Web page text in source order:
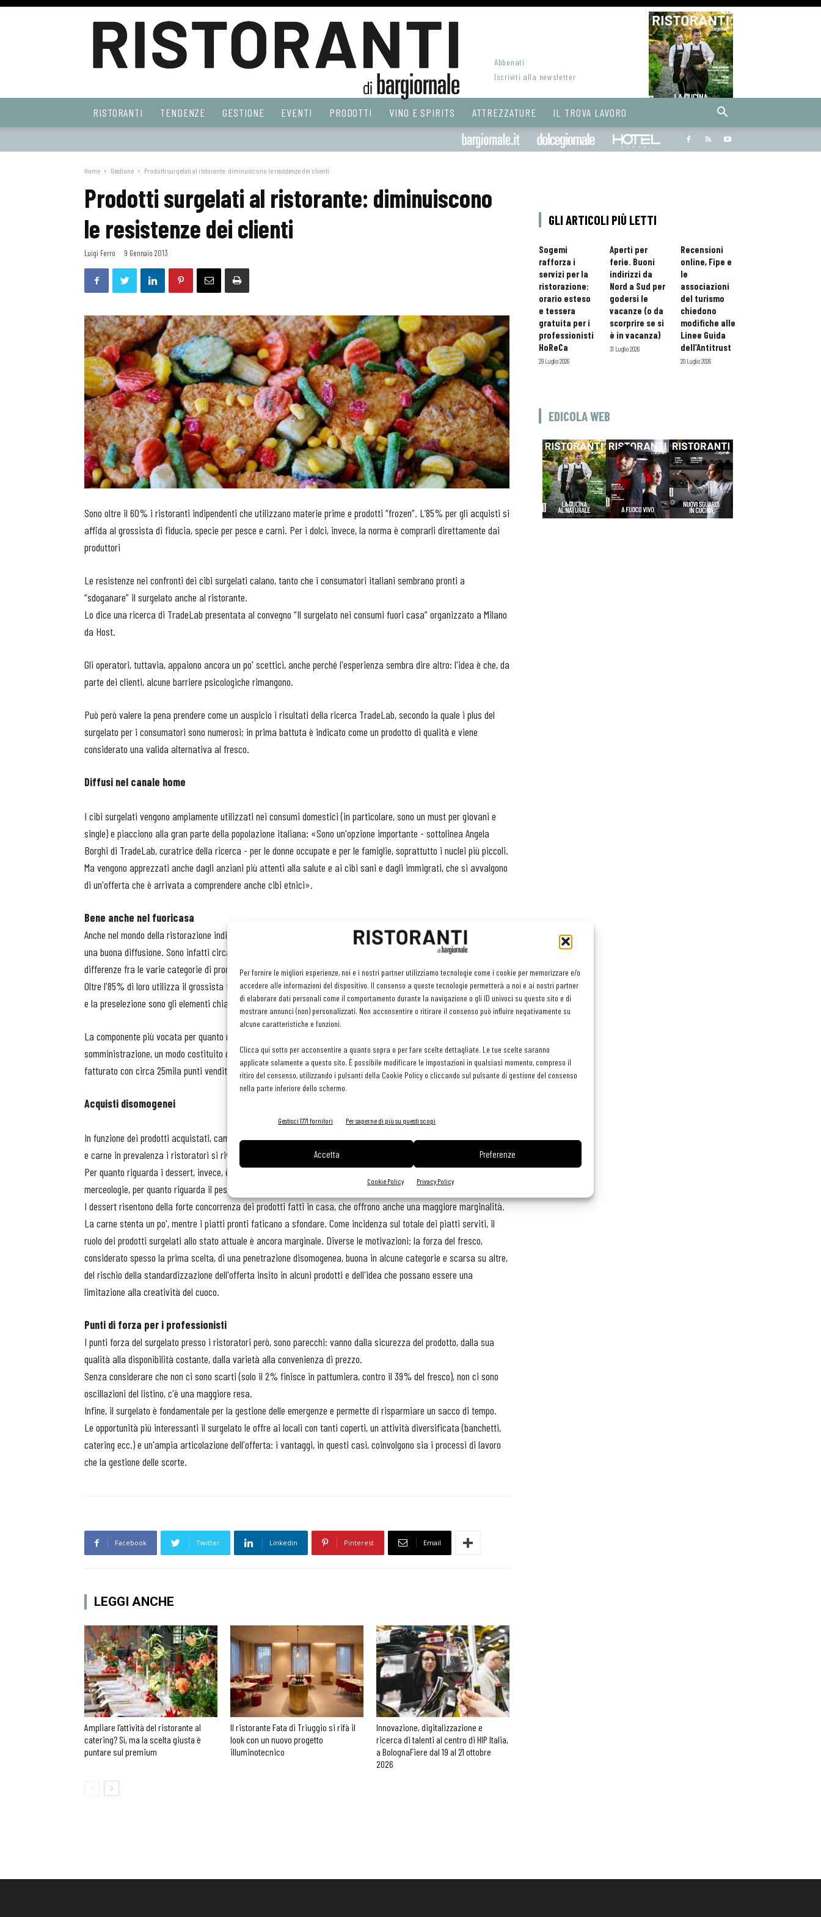
Per fornire le migliori esperienze, noi e i nostri partner utilizziamo tecnologie come i cookie per memorizzare e/o
accedere alle informazioni del dispositivo. Il consenso a queste tecnologie permetterà a noi e ai nostri partner
di elaborare dati personali come il comportamento durante la navigazione o gli ID univoci su questo sito e di
mostrare annunci (non) personalizzati. Non acconsentire o ritirare il consenso può influire negativamente su
alcune caratteristiche e funzioni.
Clicca qui sotto per acconsentire a quanto sopra o per fare scelte dettagliate. Le tue scelte saranno
applicate solamente a questo sito. È possibile modificare le impostazioni in qualsiasi momento, compreso il
ritiro del consenso, utilizzando i pulsanti della Cookie Policy o cliccando sul pulsante di gestione del consenso
nella parte inferiore dello schermo.
Gestisci 1771 fornitori Per saperne di più su questi scopi
Accetta Preferenze
Cookie Policy Privacy Policy
Web
Abbonati
Iscriviti alla newsletter
RISTORANTI TENDENZE GESTIONE EVENTI PRODOTTI VINO E SPIRITS ATTREZZATURE IL TROVA LAVORO
Bargiornale dolcegiornale
Home Gestione Prodotti surgelati al ristorante: diminuiscono le resistenze dei clienti
Prodotti surgelati al ristorante: diminuiscono
le resistenze dei clienti
Luigi Ferro - 9 Gennaio 2013
Sono oltre il 60% i ristoranti indipendenti che utilizzano materie prime e prodotti “frozen”. L’85% per gli acquisti si
affida al grossista di fiducia, specie per pesce e carni. Per i dolci, invece, la norma è comprarli direttamente dai
produttori
Le resistenze nei confronti dei cibi surgelati calano, tanto che i consumatori italiani sembrano pronti a
“sdoganare” il surgelato anche al ristorante.
Lo dice una ricerca di TradeLab presentata al convegno “Il surgelato nei consumi fuori casa” organizzato a Milano
da Host.
Gli operatori, tuttavia, appaiono ancora un po' scettici, anche perché l'esperienza sembra dire altro: l'idea è che, da
parte dei clienti, alcune barriere psicologiche rimangono.
Può però valere la pena prendere come un auspicio i risultati della ricerca TradeLab, secondo la quale i plus del
surgelato per i consumatori sono numerosi; in prima battuta è indicato come un prodotto di qualità e viene
considerato una valida alternativa al fresco.
Diffusi nel canale home
I cibi surgelati vengono ampiamente utilizzati nei consumi domestici (in particolare, sono un must per giovani e
single) e piacciono alla gran parte della popolazione italiana: «Sono un'opzione importante - sottolinea Angela
Borghi di TradeLab, curatrice della ricerca - per le donne occupate e per le famiglie, soprattutto i nuclei più piccoli.
Ma vengono apprezzati anche dagli anziani più attenti alla salute e ai cibi sani e dagli immigrati, che si avvalgono
di un'offerta che è arrivata a comprendere anche cibi etnici».
Bene anche nel fuoricasa
Anche nel mondo della ristorazione indipendente il vissuto del surgelato è positivo, tanto che i prodotti godono di
una buona diffusione. Sono infatti circa il 60% i ristoranti indipendenti che li trattano, anche se con marcate
differenze fra le varie categorie di prodotto.
Oltre l'85% di loro utilizza il grossista food come fornitore di surgelati: la fiducia nella proposta, gli aspetti logistici
e la preselezione sono gli elementi chiave nella scelta.
La componente più vocata per quanto riguarda l'utilizzo dei surgelati è il comparto della ristorazione senza
somministrazione, un modo costituito da take away, sushi bar e locali simili che realizza un paio di miliardi di
fatturato con circa 25mila punti vendita in tutt'Italia.
Acquisti disomogenei
In funzione dei prodotti acquistati, cambiano le modalità di approvvigionamento: per gli acquisti di pesce, verdure
e carne in prevalenza i ristoratori si rivolgono al canale ingrosso, con un solo fornitore di riferimento.
Per quanto riguarda i dessert, invece, è più frequente il rapporto diretto con più di un produttore. Quanto alle
merceologie, per quanto riguarda il pesce raccolgono le maggiori preferenze molluschi e crostacei.
I dessert risentono della forte concorrenza dei prodotti fatti in casa, che offrono anche una maggiore marginalità.
La carne stenta un po', mentre i piatti pronti faticano a sfondare. Come incidenza sul totale dei piatti serviti, il
ruolo dei prodotti surgelati allo stato attuale è ancora marginale. Diverse le motivazioni: la forza del fresco,
considerato spesso la prima scelta, di una penetrazione disomogenea, buona in alcune categorie e scarsa su altre,
del rischio della standardizzazione dell'offerta insito in alcuni prodotti e dell'idea che possano essere una
limitazione alla creatività del cuoco.
Punti di forza per i professionisti
I punti forza del surgelato presso i ristoratori però, sono parecchi: vanno dalla sicurezza del prodotto, dalla sua
qualità alla disponibilità costante, dalla varietà alla convenienza di prezzo.
Senza considerare che non ci sono scarti (solo il 2% finisce in pattumiera, contro il 39% del fresco), non ci sono
oscillazioni del listino, c'è una maggiore resa.
Infine, il surgelato è fondamentale per la gestione delle emergenze e permette di risparmiare un sacco di tempo.
Le opportunità più interessanti il surgelato le offre ai locali con tanti coperti, un attività diversificata (banchetti,
catering ecc.) e un'ampia articolazione dell'offerta: i vantaggi, in questi casi, coinvolgono sia i processi di lavoro
che la gestione delle scorte.
Facebook Twitter Linkedin Pinterest Email
LEGGI ANCHE
Ampliare l’attività del ristorante al
catering? Sì, ma la scelta giusta è
puntare sul premium
Il ristorante Fata di Triuggio si rifà il
look con un nuovo progetto
illuminotecnico
Innovazione, digitalizzazione e
ricerca di talenti al centro di HIP Italia,
a BolognaFiere dal 19 al 21 ottobre
2026
GLI ARTICOLI PIÙ LETTI
Sogemi
rafforza i
servizi per la
ristorazione:
orario esteso
e tessera
gratuita per i
professionisti
HoReCa
29 Luglio 2026
Aperti per
ferie. Buoni
indirizzi da
Nord a Sud per
godersi le
vacanze (o da
scorprire se si
è in vacanza)
31 Luglio 2026
Recensioni
online, Fipe e
le
associazioni
del turismo
chiedono
modifiche alle
Linee Guida
dell’Antitrust
20 Luglio 2026
EDICOLA WEB